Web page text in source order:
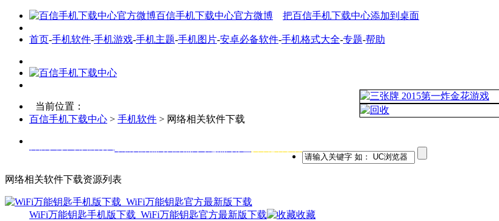
百信手机下载中心官方微博 把百信手机下载中心添加到桌面
首页-手机软件-手机游戏-手机主题-手机图片-安卓必备软件-手机格式大全-专题-帮助
当前位置：
百信手机下载中心 > 手机软件 > 网络相关软件下载
网络相关软件下载资源列表
WiFi万能钥匙手机版下载_WiFi万能钥匙官方最新版下载
收藏